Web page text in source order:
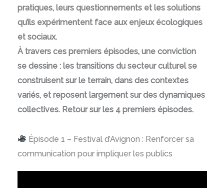
pratiques, leurs questionnements et les solutions
qu’ils expérimentent face aux enjeux écologiques
et sociaux.
À travers ces premiers épisodes, une conviction
se dessine : les transitions du secteur culturel se
construisent sur le terrain, dans des contextes
variés, et reposent largement sur des dynamiques
collectives. Retour sur les 4 premiers épisodes.
Épisode 1 – Festival d’Avignon : Renforcer sa
communication pour impliquer les publics